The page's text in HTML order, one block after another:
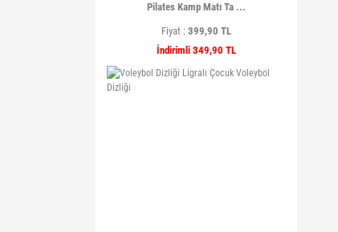
Pilates Kamp Matı Ta ...
Fiyat : 399,90 TL
İndirimli 349,90 TL